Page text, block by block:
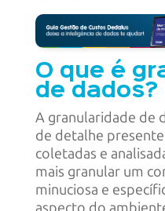
O que é
de dados?
A granularidade de
de detalhe
coletadas e
mais granular um
minuciosa e